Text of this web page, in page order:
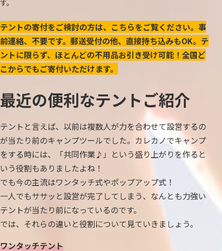
す。
テントの寄付をご検討の方は、こちらをご覧ください。事
前連絡、不要です。郵送受付の他、直接持ち込みもOK。テ
ントに限らず、ほとんどの不用品お引き受け可能！全国ど
こからでもご寄付いただけます。
最近の便利なテントご紹介
テントと言えば、以前は複数人が力を合わせて設営するの
が当たり前のキャンプツールでした。カレカノでキャンプ
をする時には、「共同作業♪」という盛り上がりを作ると
いう役割もありましたよね！
でも今の主流はワンタッチ式やポップアップ式！
一人でもササッと設営が完了してしまう、なんとも力強い
テントが当たり前になっているのです。
では、それらの違いと役割について見ていきましょう。
ワンタッチテント